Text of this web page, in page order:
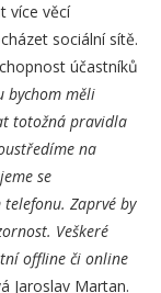
více věcí
sociální sítě.
účastníků
bychom měli
totožná pravidla
na
se
Zaprvé by
Veškeré
offline či online
Jaroslav Martan.